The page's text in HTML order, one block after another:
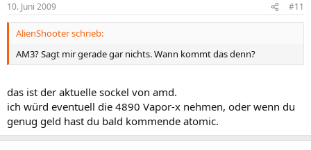
10. Juni 2009 #11
AlienShooter schrieb:
AM3? Sagt mir gerade gar nichts. Wann kommt das denn?
das ist der aktuelle sockel von amd.
ich würd eventuell die 4890 Vapor-x nehmen, oder wenn du
genug geld hast du bald kommende atomic.